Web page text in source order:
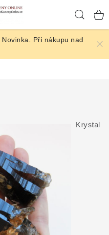
Novinka. Při nákupu nad
Krystal